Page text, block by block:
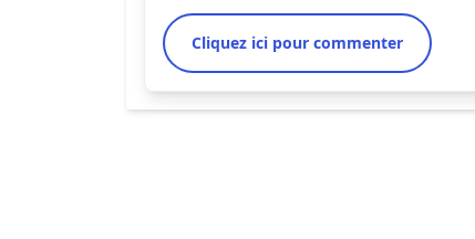
Cliquez ici pour commenter